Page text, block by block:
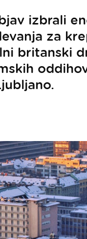
izbrali
za
britanski